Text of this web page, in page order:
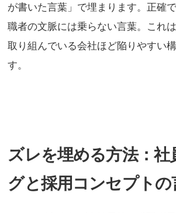
が書いた言葉」で埋まります。正確
職者の文脈には乗らない言葉。これ
取り組んでいる会社ほど陥りやすい
す。
ズレを埋める方法：社
グと採用コンセプトの